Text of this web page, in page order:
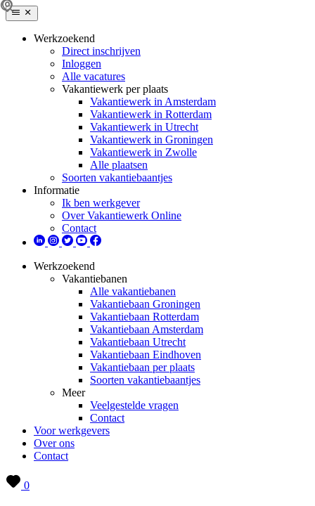
Werkzoekend
Direct inschrijven
Inloggen
Alle vacatures
Vakantiewerk per plaats
Vakantiewerk in Amsterdam
Vakantiewerk in Rotterdam
Vakantiewerk in Utrecht
Vakantiewerk in Groningen
Vakantiewerk in Zwolle
Alle plaatsen
Soorten vakantiebaantjes
Informatie
Ik ben werkgever
Over Vakantiewerk Online
Contact
Werkzoekend
Vakantiebanen
Alle vakantiebanen
Vakantiebaan Groningen
Vakantiebaan Rotterdam
Vakantiebaan Amsterdam
Vakantiebaan Utrecht
Vakantiebaan Eindhoven
Vakantiebaan per plaats
Soorten vakantiebaantjes
Meer
Veelgestelde vragen
Contact
Voor werkgevers
Over ons
Contact
0